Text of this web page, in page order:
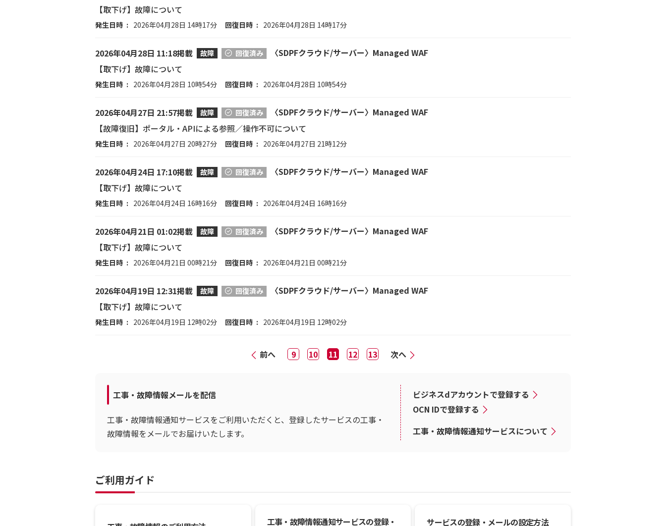
【取下げ】故障について
発生日時 2026年04月28日 14時17分 回復日時 2026年04月28日 14時17分
2026年04月28日 11:18掲載 故障 回復済み
〈SDPFクラウド/サーバー〉Managed WAF
【取下げ】故障について
発生日時 2026年04月28日 10時54分 回復日時 2026年04月28日 10時54分
2026年04月27日 21:57掲載 故障 回復済み
〈SDPFクラウド/サーバー〉Managed WAF
【故障復旧】ポータル・APIによる参照／操作不可について
発生日時 2026年04月27日 20時27分 回復日時 2026年04月27日 21時12分
2026年04月24日 17:10掲載 故障 回復済み
〈SDPFクラウド/サーバー〉Managed WAF
【取下げ】故障について
発生日時 2026年04月24日 16時16分 回復日時 2026年04月24日 16時16分
2026年04月21日 01:02掲載 故障 回復済み
〈SDPFクラウド/サーバー〉Managed WAF
【取下げ】故障について
発生日時 2026年04月21日 00時21分 回復日時 2026年04月21日 00時21分
2026年04月19日 12:31掲載 故障 回復済み
〈SDPFクラウド/サーバー〉Managed WAF
【取下げ】故障について
発生日時 2026年04月19日 12時02分 回復日時 2026年04月19日 12時02分
前へ 9 10 11 12 13 次へ
工事・故障情報メールを配信
工事・故障情報通知サービスをご利用いただくと、登録したサービスの工事・
故障情報をメールでお届けいたします。
ビジネスdアカウントで登録する
OCN IDで登録する
工事・故障情報通知サービスについて
ご利用ガイド
工事・故障情報通知サービスの登録・
サービスの登録・メールの設定方法